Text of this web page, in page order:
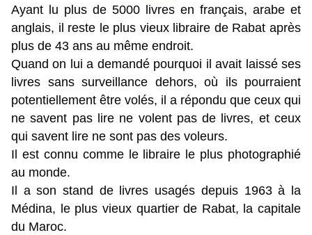
Ayant lu plus de 5000 livres en français, arabe et
anglais, il reste le plus vieux libraire de Rabat après
plus de 43 ans au même endroit.
Quand on lui a demandé pourquoi il avait laissé ses
livres sans surveillance dehors, où ils pourraient
potentiellement être volés, il a répondu que ceux qui
ne savent pas lire ne volent pas de livres, et ceux
qui savent lire ne sont pas des voleurs.
Il est connu comme le libraire le plus photographié
au monde.
Il a son stand de livres usagés depuis 1963 à la
Médina, le plus vieux quartier de Rabat, la capitale
du Maroc.